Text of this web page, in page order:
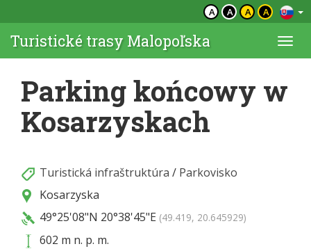
A A A A
Turistické trasy Malopoľska
Parking końcowy w
Kosarzyskach
Turistická infraštruktúra / Parkovisko
Kosarzyska
49°25'08"N 20°38'45"E (49.419, 20.645929)
602 m n. p. m.